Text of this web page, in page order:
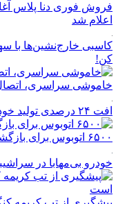
فروش فوری دنا پلاس
اعلام شد
کن!
خاموشی سراسری، اتصال
افت ۲۴ درصدی تولید خودرو در کشور
۶۵۰۰ اتوبوس برای بازگشت زائران از مرز مهران اعزام می‌شود
خودرو بی‌مهابا در